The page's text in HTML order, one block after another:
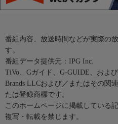
番組内容、放送時間などが実際の
す。
番組データ提供元：IPG Inc.
TiVo、Gガイド、G-GUIDE、およ
Brands LLCおよび／またはその関
たは登録商標です。
このホームページに掲載している
複写・転載を禁じます。